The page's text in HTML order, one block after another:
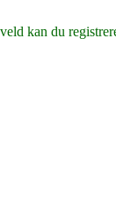
kan du